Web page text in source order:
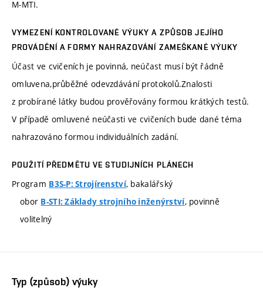
M-MTI.
VYMEZENÍ KONTROLOVANÉ VÝUKY A ZPŮSOB JEJÍHO
PROVÁDĚNÍ A FORMY NAHRAZOVÁNÍ ZAMEŠKANÉ VÝUKY
Účast ve cvičeních je povinná, neúčast musí být řádně
omluvena,průběžné odevzdávání protokolů.Znalosti
z probírané látky budou prověřovány formou krátkých testů.
V případě omluvené neúčasti ve cvičeních bude dané téma
nahrazováno formou individuálních zadání.
POUŽITÍ PŘEDMĚTU VE STUDIJNÍCH PLÁNECH
Program B3S-P: Strojírenství, bakalářský
obor B-STI: Základy strojního inženýrství, povinně
volitelný
Typ (způsob) výuky